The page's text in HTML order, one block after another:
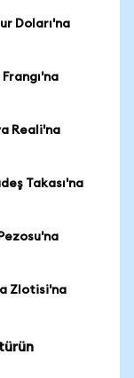
Doları'na
Reali'na
Takası'na
Zlotisi'na